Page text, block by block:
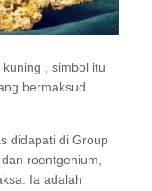
, simbol itu
bermaksud
didapati di Group
roentgenium,
Ia adalah